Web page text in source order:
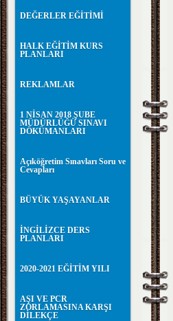
DEĞERLER EĞİTİMİ
HALK EĞİTİM KURS
PLANLARI
REKLAMLAR
1 NİSAN 2018 ŞUBE
MÜDÜRLÜĞÜ SINAVI
DÖKÜMANLARI
Açıköğretim Sınavları Soru ve
Cevapları
BÜYÜK YAŞAYANLAR
İNGİLİZCE DERS
PLANLARI
2020-2021 EĞİTİM YILI
AŞI VE PCR
ZORLAMASINA KARŞI
DİLEKÇE